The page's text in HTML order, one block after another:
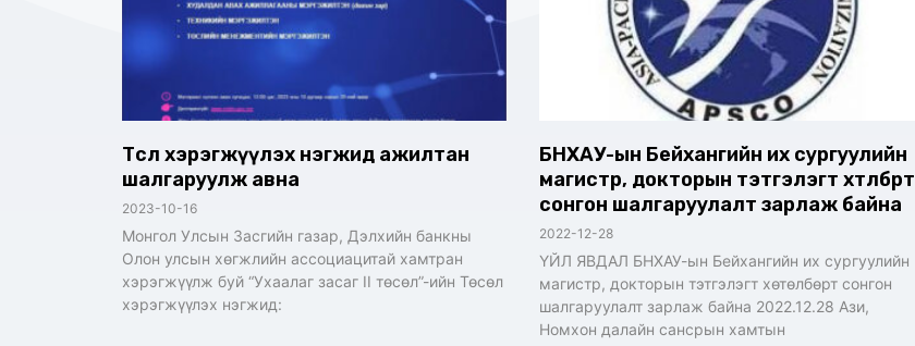
Төсөл хэрэгжүүлэх нэгжид ажилтан
шалгаруулж авна
2023-10-16
Монгол Улсын Засгийн газар, Дэлхийн банкны
Олон улсын хөгжлийн ассоциацитай хамтран
хэрэгжүүлж буй “Ухаалаг засаг II төсөл”-ийн Төсөл
хэрэгжүүлэх нэгжид:
БНХАУ-ын Бейхангийн их сургуулийн
магистр, докторын тэтгэлэгт хөтөлбөрт
сонгон шалгаруулалт зарлаж байна
2022-12-28
ҮЙЛ ЯВДАЛ БНХАУ-ын Бейхангийн их сургуулийн
магистр, докторын тэтгэлэгт хөтөлбөрт сонгон
шалгаруулалт зарлаж байна 2022.12.28 Ази,
Номхон далайн сансрын хамтын